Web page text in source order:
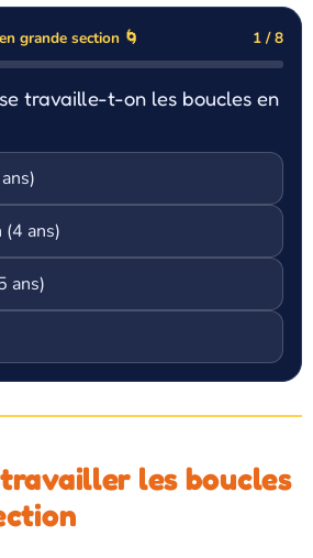
grande section 🌀 1 / 8
travaille-t-on les boucles en
ans)
ans)
les boucles